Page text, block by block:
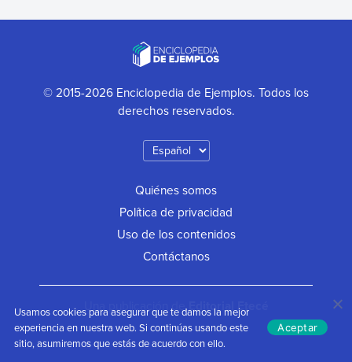
© 2015-2026 Enciclopedia de Ejemplos. Todos los
derechos reservados.
Quiénes somos
Política de privacidad
Uso de los contenidos
Contáctanos
Una publicación deEditorial Etecé
Usamos cookies para asegurar que te damos la mejor
experiencia en nuestra web. Si continúas usando este
sitio, asumiremos que estás de acuerdo con ello.
Aceptar